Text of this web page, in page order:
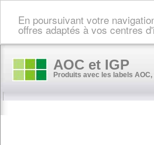
En poursuivant votre
offres adaptés à vos centres
AOC et IGP
Produits avec les labels AOC,